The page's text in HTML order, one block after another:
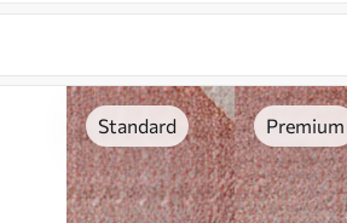
Standard Premium